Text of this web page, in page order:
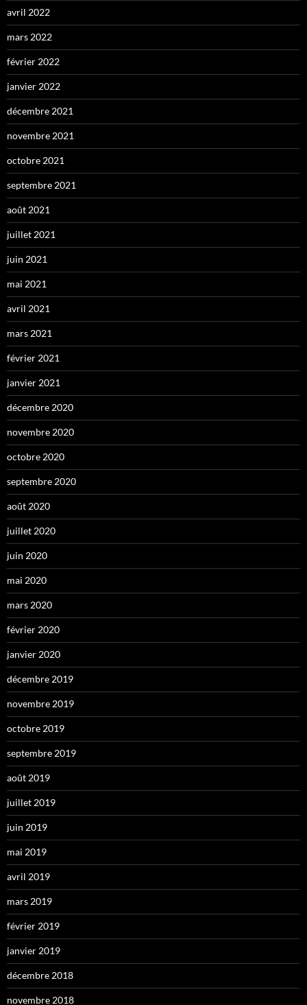
avril 2022
mars 2022
février 2022
janvier 2022
décembre 2021
novembre 2021
octobre 2021
septembre 2021
août 2021
juillet 2021
juin 2021
mai 2021
avril 2021
mars 2021
février 2021
janvier 2021
décembre 2020
novembre 2020
octobre 2020
septembre 2020
août 2020
juillet 2020
juin 2020
mai 2020
mars 2020
février 2020
janvier 2020
décembre 2019
novembre 2019
octobre 2019
septembre 2019
août 2019
juillet 2019
juin 2019
mai 2019
avril 2019
mars 2019
février 2019
janvier 2019
décembre 2018
novembre 2018